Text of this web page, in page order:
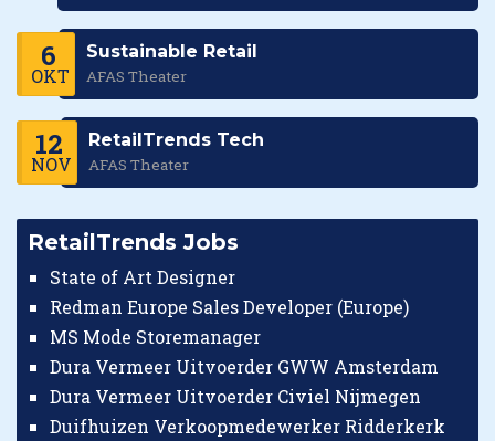
6
OKT
Sustainable Retail
AFAS Theater
12
NOV
RetailTrends Tech
AFAS Theater
RetailTrends Jobs
State of Art Designer
Redman Europe Sales Developer (Europe)
MS Mode Storemanager
Dura Vermeer Uitvoerder GWW Amsterdam
Dura Vermeer Uitvoerder Civiel Nijmegen
Duifhuizen Verkoopmedewerker Ridderkerk